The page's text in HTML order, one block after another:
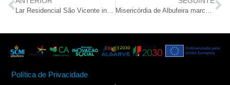
Lar Residencial São Vicente inaugura jardim sensorial com o apoio da Leroy Merlin Misericórdia de Albufeira marcou presença na 11.ª edição do OPTO com foco na inclusão e qualificação profissional
Política de Privacidade